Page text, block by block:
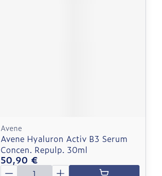
Avene
Avene Hyaluron Activ B3 Serum
Concen. Repulp. 30ml
50,90 €
Quantité